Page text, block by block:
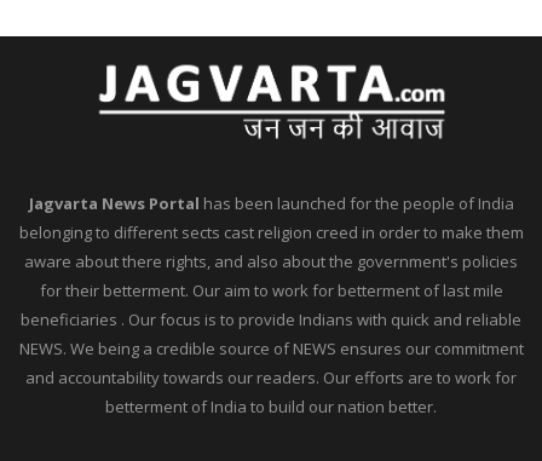
Jagvarta News Portal has been launched for the people of India
belonging to different sects cast religion creed in order to make them
aware about there rights, and also about the government's policies
for their betterment. Our aim to work for betterment of last mile
beneficiaries . Our focus is to provide Indians with quick and reliable
NEWS. We being a credible source of NEWS ensures our commitment
and accountability towards our readers. Our efforts are to work for
betterment of India to build our nation better.